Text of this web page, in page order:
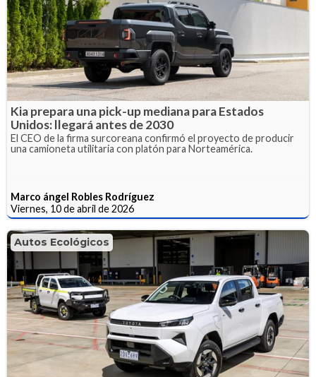
Kia prepara una pick-up mediana para Estados
Unidos: llegará antes de 2030
El CEO de la firma surcoreana confirmó el proyecto de producir
una camioneta utilitaria con platón para Norteamérica.
Marco ángel Robles Rodríguez
Viernes, 10 de abril de 2026
Autos Ecológicos